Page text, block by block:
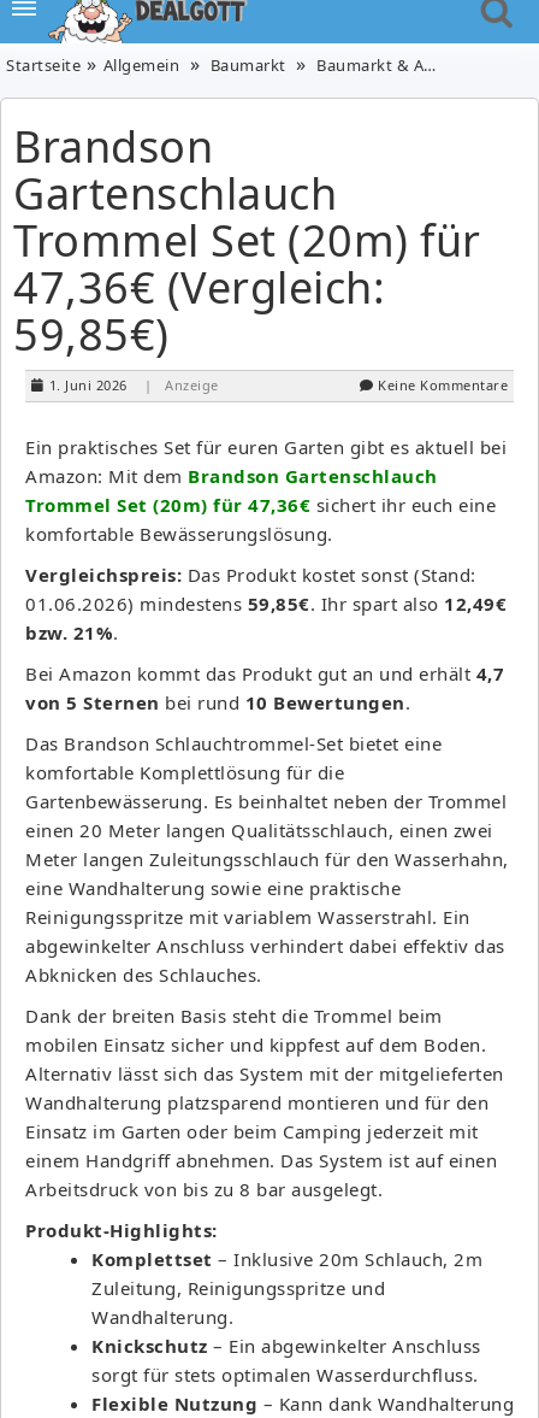
Startseite Allgemein Baumarkt Baumarkt & Auto
Brandson
Gartenschlauch
Trommel Set (20m) für
47,36€ (Vergleich:
59,85€)
1. Juni 2026 | Anzeige Keine Kommentare
Ein praktisches Set für euren Garten gibt es aktuell bei
Amazon: Mit dem Brandson Gartenschlauch
Trommel Set (20m) für 47,36€ sichert ihr euch eine
komfortable Bewässerungslösung.
Vergleichspreis: Das Produkt kostet sonst (Stand:
01.06.2026) mindestens 59,85€. Ihr spart also 12,49€
bzw. 21%.
Bei Amazon kommt das Produkt gut an und erhält 4,7
von 5 Sternen bei rund 10 Bewertungen.
Das Brandson Schlauchtrommel-Set bietet eine
komfortable Komplettlösung für die
Gartenbewässerung. Es beinhaltet neben der Trommel
einen 20 Meter langen Qualitätsschlauch, einen zwei
Meter langen Zuleitungsschlauch für den Wasserhahn,
eine Wandhalterung sowie eine praktische
Reinigungsspritze mit variablem Wasserstrahl. Ein
abgewinkelter Anschluss verhindert dabei effektiv das
Abknicken des Schlauches.
Dank der breiten Basis steht die Trommel beim
mobilen Einsatz sicher und kippfest auf dem Boden.
Alternativ lässt sich das System mit der mitgelieferten
Wandhalterung platzsparend montieren und für den
Einsatz im Garten oder beim Camping jederzeit mit
einem Handgriff abnehmen. Das System ist auf einen
Arbeitsdruck von bis zu 8 bar ausgelegt.
Produkt-Highlights:
Komplettset – Inklusive 20m Schlauch, 2m
Zuleitung, Reinigungsspritze und
Wandhalterung.
Knickschutz – Ein abgewinkelter Anschluss
sorgt für stets optimalen Wasserdurchfluss.
Flexible Nutzung – Kann dank Wandhalterung